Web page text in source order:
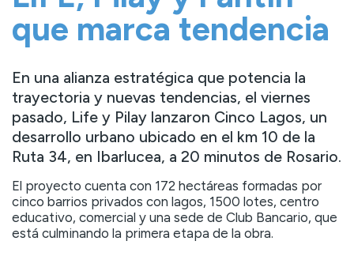
que marca tendencia
En una alianza estratégica que potencia la
trayectoria y nuevas tendencias, el viernes
pasado, Life y Pilay lanzaron Cinco Lagos, un
desarrollo urbano ubicado en el km 10 de la
Ruta 34, en Ibarlucea, a 20 minutos de Rosario.
El proyecto cuenta con 172 hectáreas formadas por
cinco barrios privados con lagos, 1500 lotes, centro
educativo, comercial y una sede de Club Bancario, que
está culminando la primera etapa de la obra.